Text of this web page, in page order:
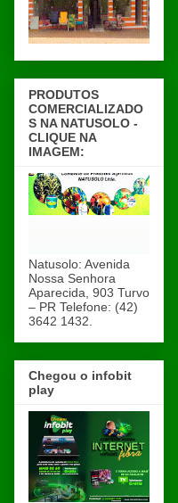
PRODUTOS
COMERCIALIZADO
S NA NATUSOLO -
CLIQUE NA
IMAGEM:
Natusolo: Avenida
Nossa Senhora
Aparecida, 903 Turvo
– PR Telefone: (42)
3642 1432.
Chegou o infobit
play